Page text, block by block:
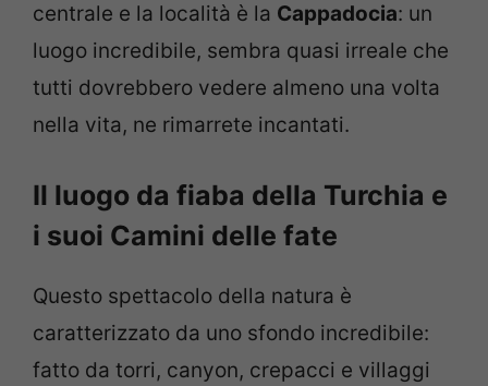
centrale e la località è la Cappadocia: un
luogo incredibile, sembra quasi irreale che
tutti dovrebbero vedere almeno una volta
nella vita, ne rimarrete incantati.
Il luogo da fiaba della Turchia e
i suoi Camini delle fate
Questo spettacolo della natura è
caratterizzato da uno sfondo incredibile:
fatto da torri, canyon, crepacci e villaggi